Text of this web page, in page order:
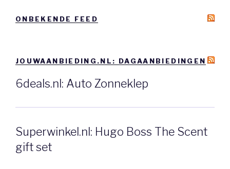
ONBEKENDE FEED
JOUWAANBIEDING.NL: DAGAANBIEDINGEN
6deals.nl: Auto Zonneklep
Superwinkel.nl: Hugo Boss The Scent
gift set